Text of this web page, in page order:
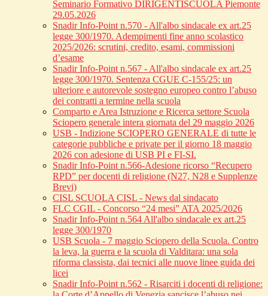
Seminario Formativo DIRIGENTISCUOLA Piemonte
29.05.2026
Snadir Info-Point n.570 - All'albo sindacale ex art.25
legge 300/1970. Adempimenti fine anno scolastico
2025/2026: scrutini, credito, esami, commissioni
d’esame
Snadir Info-Point n.567 - All'albo sindacale ex art.25
legge 300/1970. Sentenza CGUE C‑155/25: un
ulteriore e autorevole sostegno europeo contro l’abuso
dei contratti a termine nella scuola
Comparto e Area Istruzione e Ricerca settore Scuola
Sciopero generale intera giornata del 29 maggio 2026
USB - Indizione SCIOPERO GENERALE di tutte le
categorie pubbliche e private per il giorno 18 maggio
2026 con adesione di USB PI e FI-SI.
Snadir Info-Point n.566-Adesione ricorso “Recupero
RPD” per docenti di religione (N27, N28 e Supplenze
Brevi)
CISL SCUOLA CISL - News dal sindacato
FLC CGIL - Concorso “24 mesi” ATA 2025/2026
Snadir Info-Point n.564 All'albo sindacale ex art.25
legge 300/1970
USB Scuola - 7 maggio Sciopero della Scuola. Contro
la leva, la guerra e la scuola di Valditara: una sola
riforma classista, dai tecnici alle nuove linee guida dei
licei
Snadir Info-Point n.562 - Risarciti i docenti di religione: